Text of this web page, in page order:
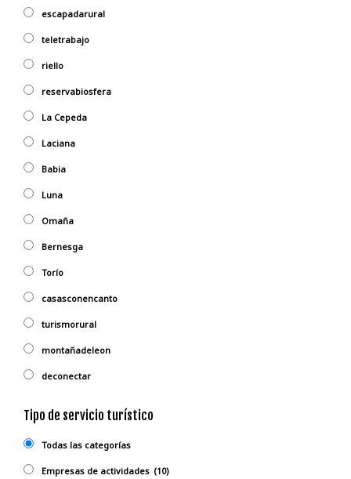
escapadarural
teletrabajo
riello
reservabiosfera
La Cepeda
Laciana
Babia
Luna
Omaña
Bernesga
Torío
casasconencanto
turismorural
montañadeleon
deconectar
Tipo de servicio turístico
Todas las categorías
Empresas de actividades (10)